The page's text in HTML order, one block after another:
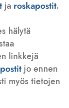
ja roskapostit.
hälytä
linkkejä
jo ennen
myös tietojen